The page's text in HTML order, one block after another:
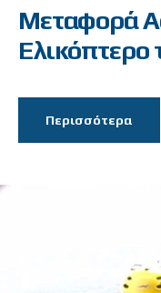
Μεταφορά
Ελικόπτερο
Περισσότερα